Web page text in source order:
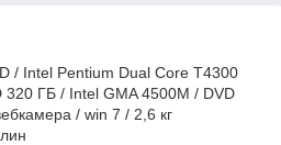
/ Intel Pentium Dual Core T4300
ГБ / Intel GMA 4500M / DVD
/ win 7 / 2,6 кг